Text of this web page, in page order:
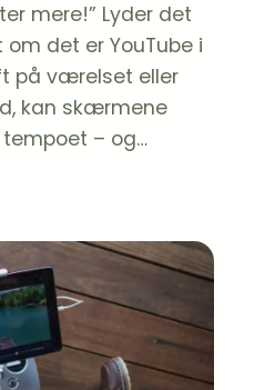
mere!” Lyder det
det er YouTube i
på værelset eller
kan skærmene
– og…